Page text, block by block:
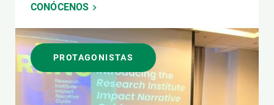
CONÓCENOS
PROTAGONISTAS